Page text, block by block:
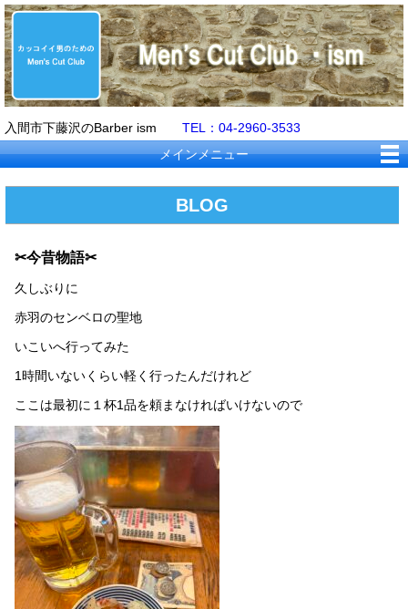
入間市下藤沢のBarber ism TEL：04-2960-3533
メインメニュー
BLOG
✂今昔物語✂
久しぶりに
赤羽のセンベロの聖地
いこいへ行ってみた
1時間いないくらい軽く行ったんだけれど
ここは最初に１杯1品を頼まなければいけないので